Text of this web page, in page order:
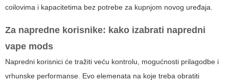
coilovima i kapacitetima bez potrebe za kupnjom novog uređaja.
Za napredne korisnike: kako izabrati napredni
vape mods
Napredni korisnici će tražiti veću kontrolu, mogućnosti prilagodbe i
vrhunske performanse. Evo elemenata na koje treba obratiti